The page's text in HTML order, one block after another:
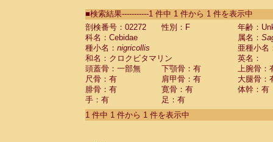
CebidaeSaguinus labiatus(0)
Cebidae Saguinus leucopus (0)
Cebidae
CebidaeSaguinus mystax
CebidaeSaguinus nigricollis (1)
Cebidae Saguinus oedipus
Cebidae Saguinus weddelli
Cebidae Saguinusspp.
Cebidae Aotus trivirgatus
Cebidae Cebus albifrons
■検索結果-----------1 件中 1 件から 1 件を表示中
剖検番号：02272
性別：F
年齢：
科名：Cebidae
属名：
種小名： nigricollis
亜種小名
和名：クロクビタマリン
英名：
頭蓋骨：一部無
下顎骨：有
上腕骨：
尺骨：有
肩甲骨：有
大腿骨：
腓骨：有
寛骨：有
体幹：有
手：有
足：有
1 件中 1 件から 1 件を表示中